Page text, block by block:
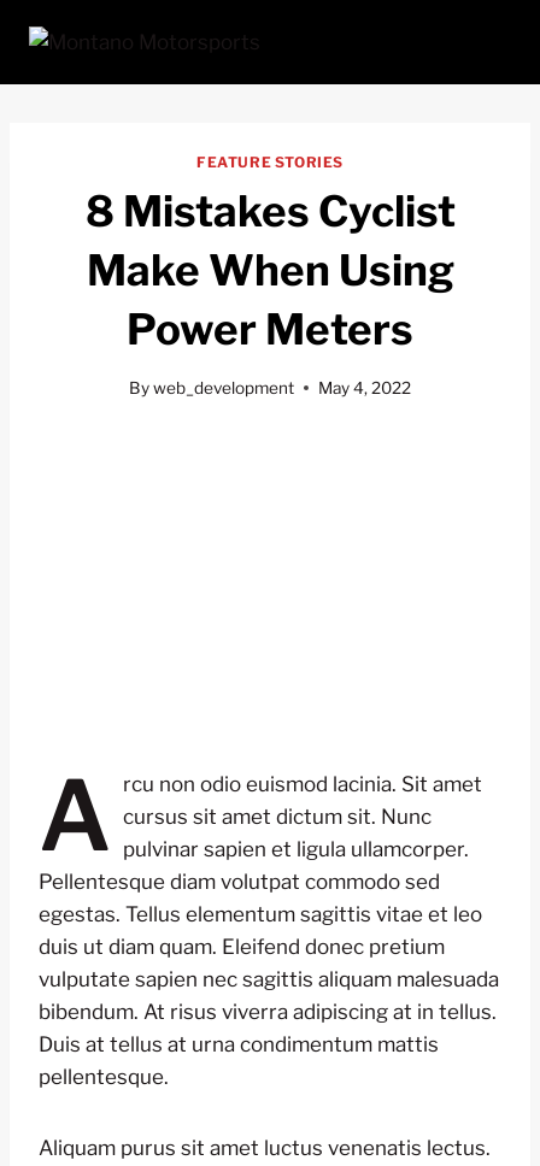
content
FEATURE STORIES
8 Mistakes Cyclist
Make When Using
Power Meters
Byweb_development May 4, 2022
A
rcu non odio euismod lacinia. Sit amet
cursus sit amet dictum sit. Nunc
pulvinar sapien et ligula ullamcorper.
Pellentesque diam volutpat commodo sed
egestas. Tellus elementum sagittis vitae et leo
duis ut diam quam. Eleifend donec pretium
vulputate sapien nec sagittis aliquam malesuada
bibendum. At risus viverra adipiscing at in tellus.
Duis at tellus at urna condimentum mattis
pellentesque.
Aliquam purus sit amet luctus venenatis lectus.